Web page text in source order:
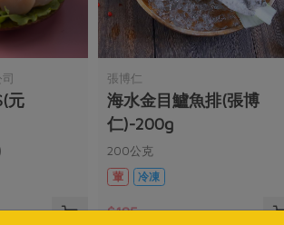
元
張博仁
海水金目鱸魚排(張博
仁)-200g
200公克
葷
冷凍
$185